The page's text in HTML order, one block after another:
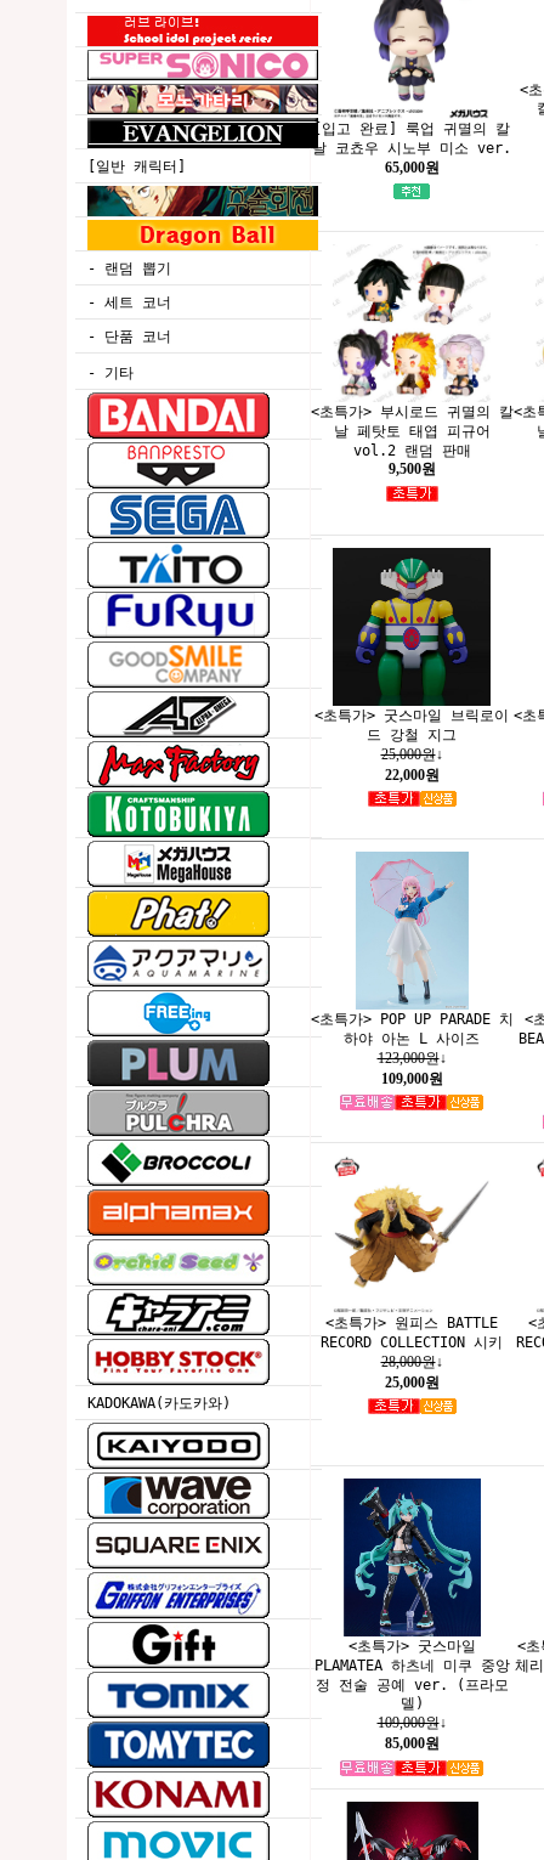
[일반 캐릭터]
- 랜덤 뽑기
- 세트 코너
- 단품 코너
- 기타
KADOKAWA(카도카와)
[입고 완료] 룩업 귀멸의 칼
날 코쵸우 시노부 미소 ver.
65,000원
<
<초특가> 부시로드 귀멸의 칼
날 페탓토 태엽 피규어
vol.2 랜덤 판매
9,500원
<초
<초특가> 굿스마일 브릭로이
드 강철 지그
25,000원↓
22,000원
<초
<초특가> POP UP PARADE 치
하야 아논 L 사이즈
123,000원↓
109,000원
<
<초특가> 원피스 BATTLE
RECORD COLLECTION 시키
28,000원↓
25,000원
<
<초특가> 굿스마일
PLAMATEA 하츠네 미쿠 중앙
정 전술 공예 ver. (프라모
델)
109,000원↓
85,000원
<
체